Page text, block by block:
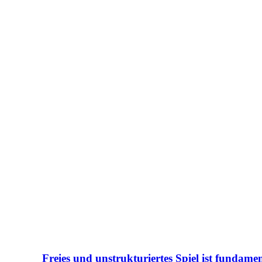
Freies und unstrukturiertes Spiel ist